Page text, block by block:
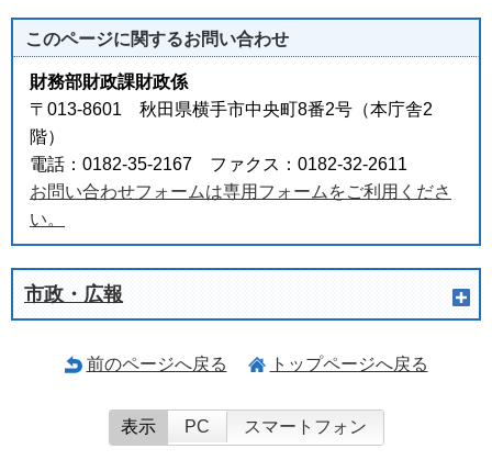
このページに関するお問い合わせ
財務部財政課財政係
〒013-8601 秋田県横手市中央町8番2号（本庁舎2
階）
電話：0182-35-2167 ファクス：0182-32-2611
お問い合わせフォームは専用フォームをご利用くださ
い。
市政・広報
前のページへ戻る トップページへ戻る
表示 PC スマートフォン